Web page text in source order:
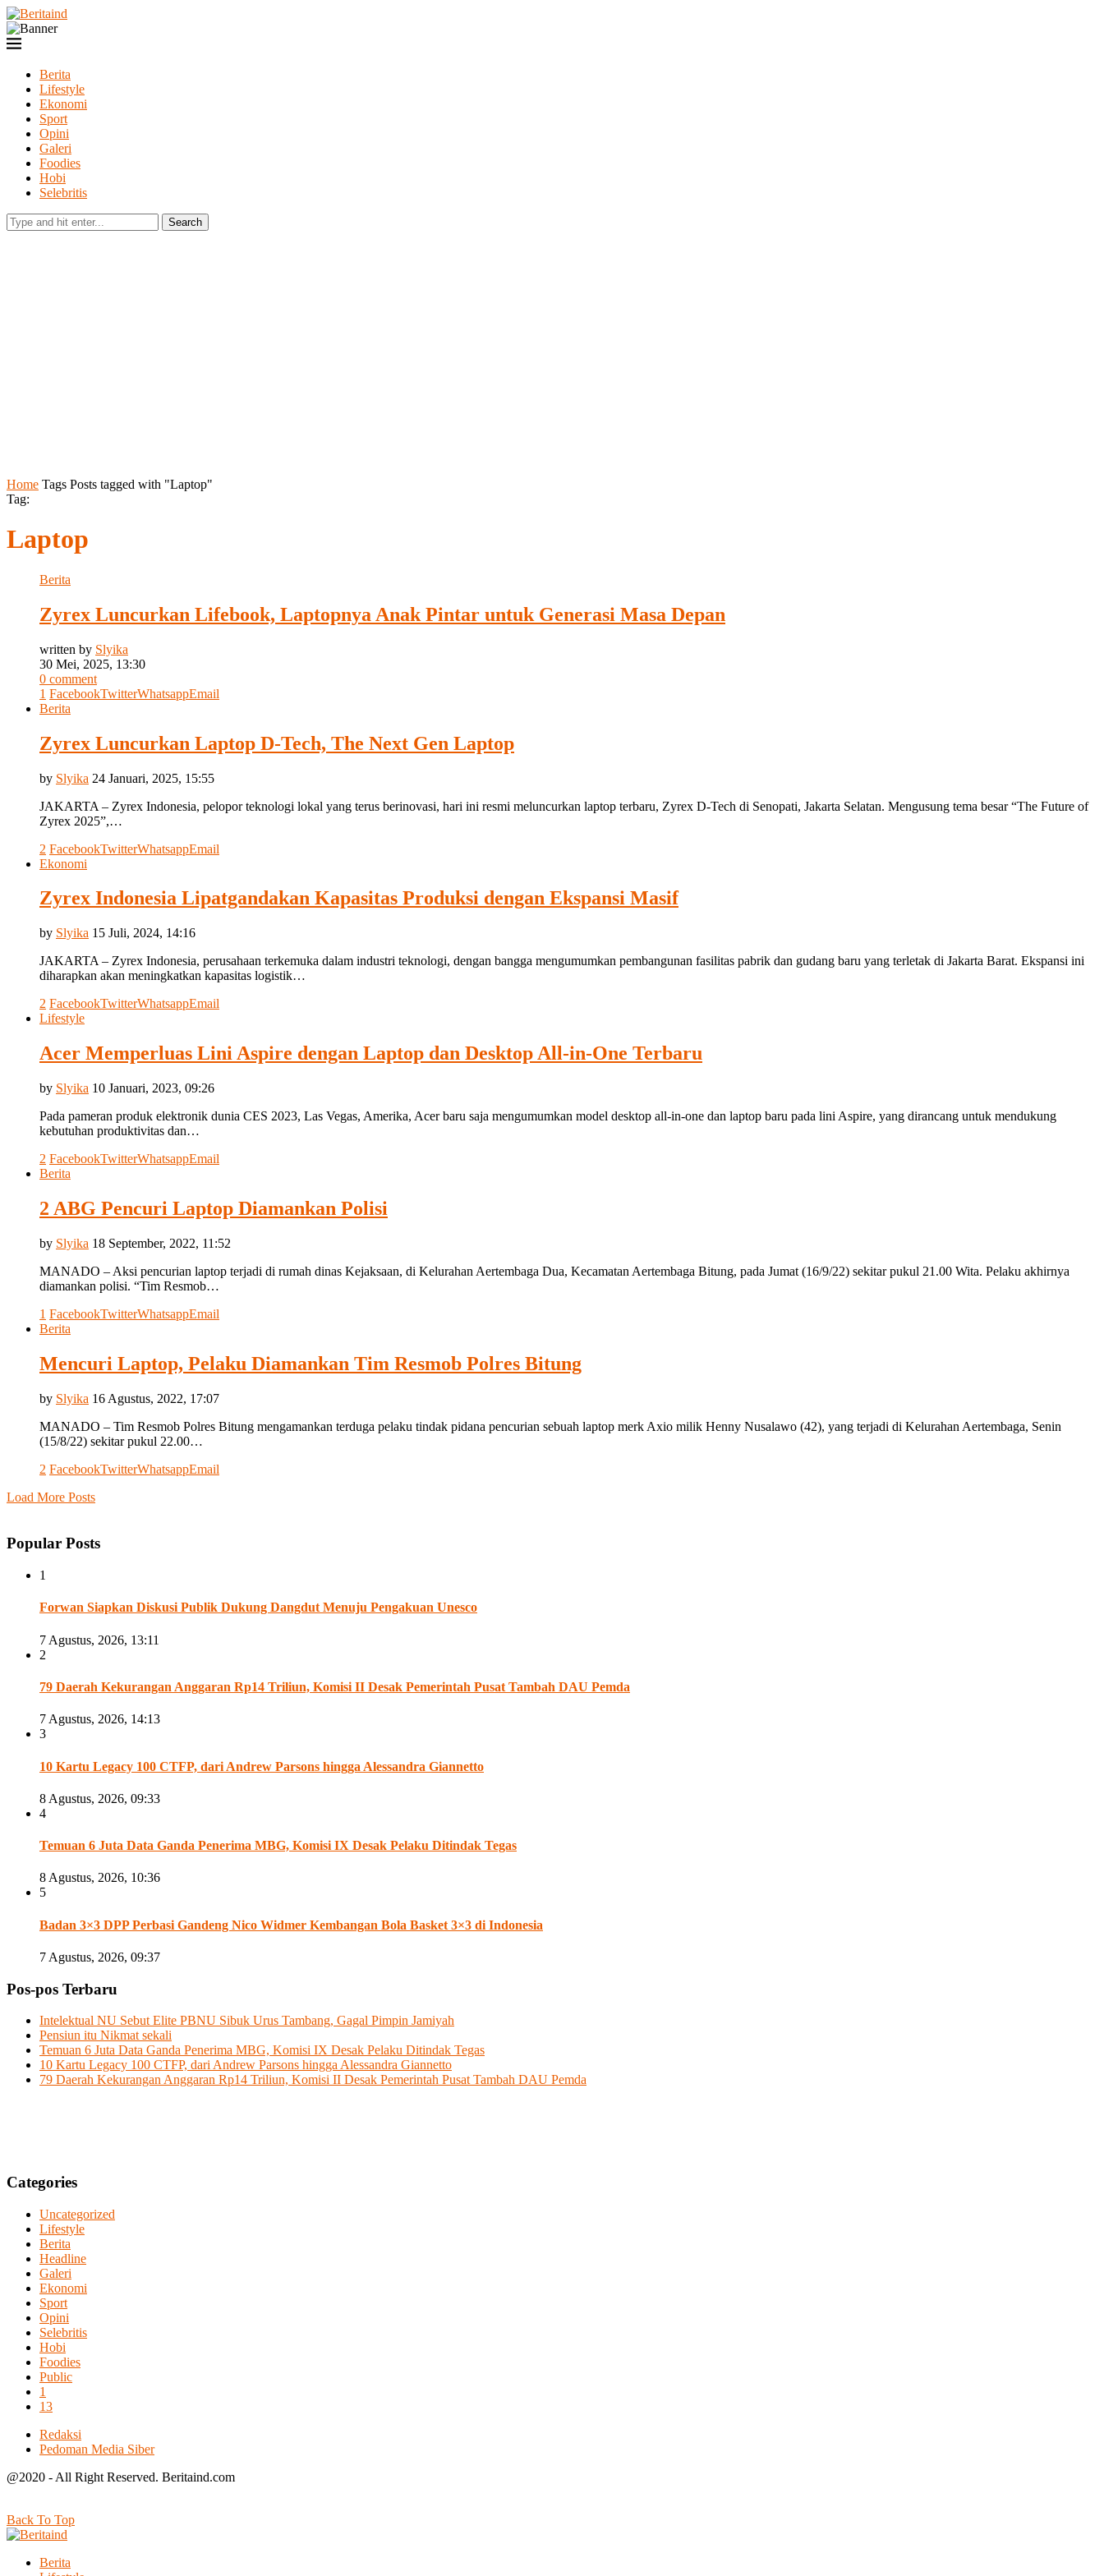
Berita
Lifestyle
Ekonomi
Sport
Opini
Galeri
Foodies
Hobi
Selebritis
Search
Home Tags Posts tagged with "Laptop"
Tag:
Laptop
Berita
Zyrex Luncurkan Lifebook, Laptopnya Anak Pintar untuk Generasi Masa Depan
written by Slyika
30 Mei, 2025, 13:30
0 comment
1 FacebookTwitterWhatsappEmail
Berita
Zyrex Luncurkan Laptop D-Tech, The Next Gen Laptop
by Slyika 24 Januari, 2025, 15:55
JAKARTA – Zyrex Indonesia, pelopor teknologi lokal yang terus berinovasi, hari ini resmi meluncurkan laptop terbaru, Zyrex D-Tech di Senopati, Jakarta Selatan. Mengusung tema besar “The Future of
Zyrex 2025”,…
2 FacebookTwitterWhatsappEmail
Ekonomi
Zyrex Indonesia Lipatgandakan Kapasitas Produksi dengan Ekspansi Masif
by Slyika 15 Juli, 2024, 14:16
JAKARTA – Zyrex Indonesia, perusahaan terkemuka dalam industri teknologi, dengan bangga mengumumkan pembangunan fasilitas pabrik dan gudang baru yang terletak di Jakarta Barat. Ekspansi ini
diharapkan akan meningkatkan kapasitas logistik…
2 FacebookTwitterWhatsappEmail
Lifestyle
Acer Memperluas Lini Aspire dengan Laptop dan Desktop All-in-One Terbaru
by Slyika 10 Januari, 2023, 09:26
Pada pameran produk elektronik dunia CES 2023, Las Vegas, Amerika, Acer baru saja mengumumkan model desktop all-in-one dan laptop baru pada lini Aspire, yang dirancang untuk mendukung
kebutuhan produktivitas dan…
2 FacebookTwitterWhatsappEmail
Berita
2 ABG Pencuri Laptop Diamankan Polisi
by Slyika 18 September, 2022, 11:52
MANADO – Aksi pencurian laptop terjadi di rumah dinas Kejaksaan, di Kelurahan Aertembaga Dua, Kecamatan Aertembaga Bitung, pada Jumat (16/9/22) sekitar pukul 21.00 Wita. Pelaku akhirnya
diamankan polisi. “Tim Resmob…
1 FacebookTwitterWhatsappEmail
Berita
Mencuri Laptop, Pelaku Diamankan Tim Resmob Polres Bitung
by Slyika 16 Agustus, 2022, 17:07
MANADO – Tim Resmob Polres Bitung mengamankan terduga pelaku tindak pidana pencurian sebuah laptop merk Axio milik Henny Nusalawo (42), yang terjadi di Kelurahan Aertembaga, Senin
(15/8/22) sekitar pukul 22.00…
2 FacebookTwitterWhatsappEmail
Load More Posts
Popular Posts
1
Forwan Siapkan Diskusi Publik Dukung Dangdut Menuju Pengakuan Unesco
7 Agustus, 2026, 13:11
2
79 Daerah Kekurangan Anggaran Rp14 Triliun, Komisi II Desak Pemerintah Pusat Tambah DAU Pemda
7 Agustus, 2026, 14:13
3
10 Kartu Legacy 100 CTFP, dari Andrew Parsons hingga Alessandra Giannetto
8 Agustus, 2026, 09:33
4
Temuan 6 Juta Data Ganda Penerima MBG, Komisi IX Desak Pelaku Ditindak Tegas
8 Agustus, 2026, 10:36
5
Badan 3×3 DPP Perbasi Gandeng Nico Widmer Kembangan Bola Basket 3×3 di Indonesia
7 Agustus, 2026, 09:37
Pos-pos Terbaru
Intelektual NU Sebut Elite PBNU Sibuk Urus Tambang, Gagal Pimpin Jamiyah
Pensiun itu Nikmat sekali
Temuan 6 Juta Data Ganda Penerima MBG, Komisi IX Desak Pelaku Ditindak Tegas
10 Kartu Legacy 100 CTFP, dari Andrew Parsons hingga Alessandra Giannetto
79 Daerah Kekurangan Anggaran Rp14 Triliun, Komisi II Desak Pemerintah Pusat Tambah DAU Pemda
Categories
Uncategorized
Lifestyle
Berita
Headline
Galeri
Ekonomi
Sport
Opini
Selebritis
Hobi
Foodies
Public
1
13
Redaksi
Pedoman Media Siber
@2020 - All Right Reserved. Beritaind.com
Back To Top
Berita